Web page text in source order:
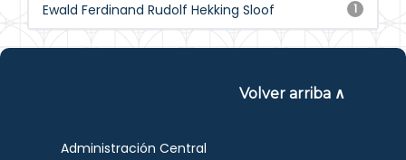
1
Ewald Ferdinand Rudolf Hekking Sloof
Volver arriba ∧
Administración Central